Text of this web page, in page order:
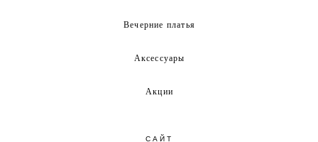
Вечерние платья
Аксессуары
Акции
САЙТ